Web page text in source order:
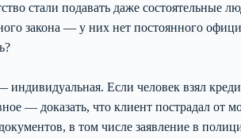
стали подавать даже состоятельные
закона — у них нет постоянного
Если человек взял
— доказать, что клиент пострадал от
в том числе заявление в